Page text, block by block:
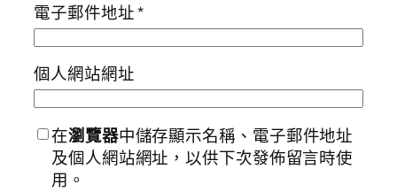
電子郵件地址*
個人網站網址
在瀏覽器中儲存顯示名稱、電子郵件地址
及個人網站網址，以供下次發佈留言時使
用。